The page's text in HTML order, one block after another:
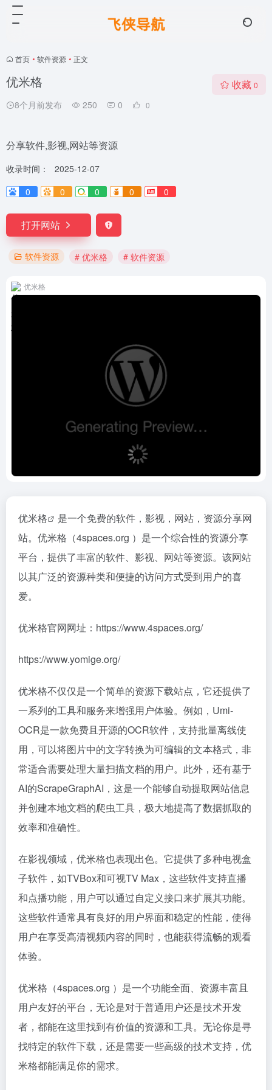
首页 • 软件资源 • 正文
优米格
8个月前发布 250 0 0
收藏 0
分享软件,影视,网站等资源
收录时间：
2025-12-07
0
0 0 0 0
打开网站
软件资源 # 优米格 # 软件资源
优米格
优米格
是一个免费的软件，影视，网站，资源分享网
站。优米格（4spaces.org ）是一个综合性的资源分享
平台，提供了丰富的软件、影视、网站等资源。该网站
以其广泛的资源种类和便捷的访问方式受到用户的喜
爱。
优米格官网网址：https://www.4spaces.org/
https://www.yomige.org/
优米格不仅仅是一个简单的资源下载站点，它还提供了
一系列的工具和服务来增强用户体验。例如，Umi-
OCR是一款免费且开源的OCR软件，支持批量离线使
用，可以将图片中的文字转换为可编辑的文本格式，非
常适合需要处理大量扫描文档的用户。此外，还有基于
AI的ScrapeGraphAI，这是一个能够自动提取网站信息
并创建本地文档的爬虫工具，极大地提高了数据抓取的
效率和准确性。
在影视领域，优米格也表现出色。它提供了多种电视盒
子软件，如TVBox和可视TV Max，这些软件支持直播
和点播功能，用户可以通过自定义接口来扩展其功能。
这些软件通常具有良好的用户界面和稳定的性能，使得
用户在享受高清视频内容的同时，也能获得流畅的观看
体验。
优米格（4spaces.org ）是一个功能全面、资源丰富且
用户友好的平台，无论是对于普通用户还是技术开发
者，都能在这里找到有价值的资源和工具。无论你是寻
找特定的软件下载，还是需要一些高级的技术支持，优
米格都能满足你的需求。